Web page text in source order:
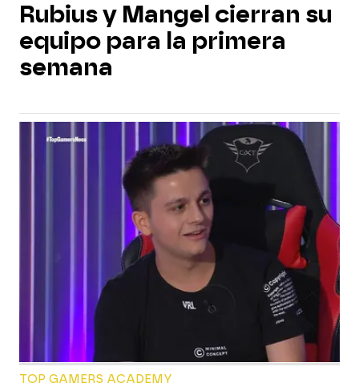
Rubius y Mangel cierran su
equipo para la primera
semana
TOP GAMERS ACADEMY